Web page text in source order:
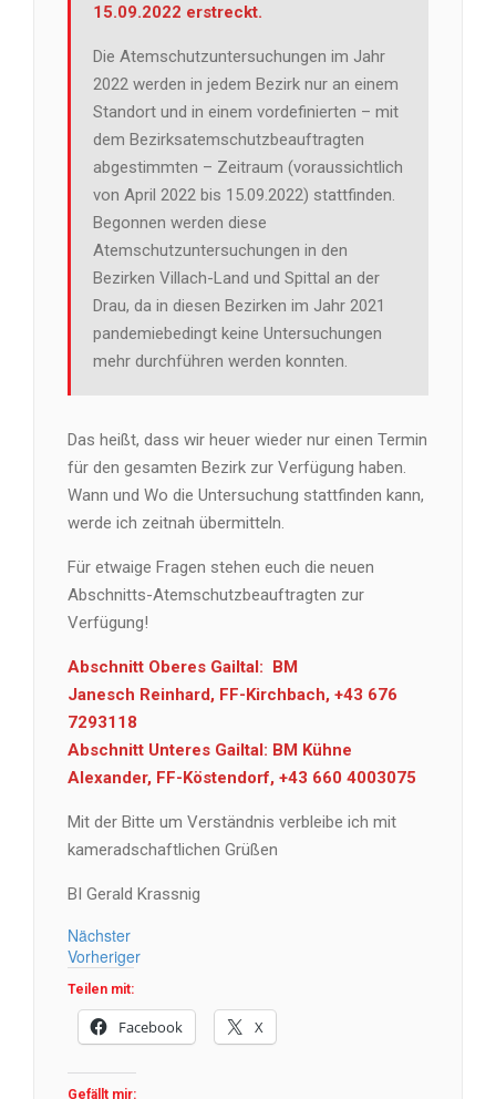
15.09.2022 erstreckt.
Die Atemschutzuntersuchungen im Jahr
2022 werden in jedem Bezirk nur an einem
Standort und in einem vordefinierten – mit
dem Bezirksatemschutzbeauftragten
abgestimmten – Zeitraum (voraussichtlich
von April 2022 bis 15.09.2022) stattfinden.
Begonnen werden diese
Atemschutzuntersuchungen in den
Bezirken Villach-Land und Spittal an der
Drau, da in diesen Bezirken im Jahr 2021
pandemiebedingt keine Untersuchungen
mehr durchführen werden konnten.
Das heißt, dass wir heuer wieder nur einen Termin
für den gesamten Bezirk zur Verfügung haben.
Wann und Wo die Untersuchung stattfinden kann,
werde ich zeitnah übermitteln.
Für etwaige Fragen stehen euch die neuen
Abschnitts-Atemschutzbeauftragten zur
Verfügung!
Abschnitt Oberes Gailtal: BM
Janesch Reinhard, FF-Kirchbach, +43 676
7293118
Abschnitt Unteres Gailtal: BM Kühne
Alexander, FF-Köstendorf, +43 660 4003075
Mit der Bitte um Verständnis verbleibe ich mit
kameradschaftlichen Grüßen
BI Gerald Krassnig
Nächster
Vorheriger
Teilen mit:
Facebook X
Gefällt mir: